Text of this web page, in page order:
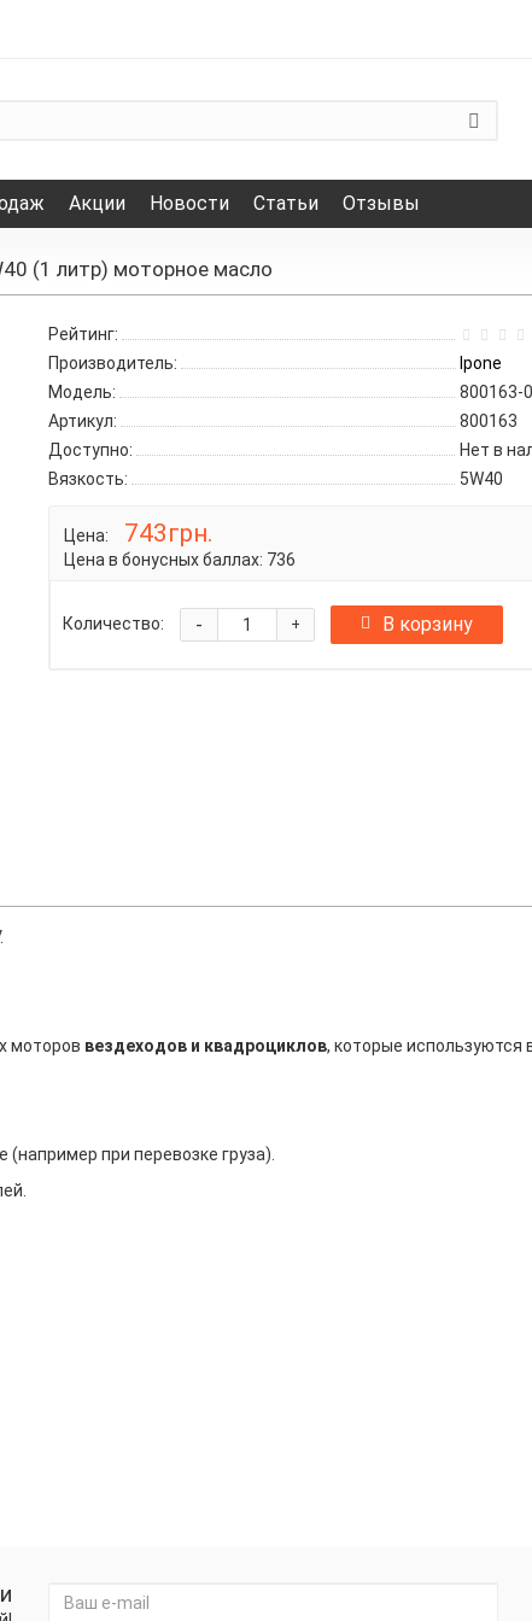
Акции Новости Статьи Отзывы
(1 литр) моторное масло
Рейтинг:
Производитель:
Ipone
Модель:
800163-
Артикул:
800163
Доступно:
Нет в
Вязкость:
5W40
Цена: 743грн.
Цена в бонусных баллах: 736
Количество: +
- В корзину
моторов вездеходов и квадроциклов, которые используются
при перевозке груза).